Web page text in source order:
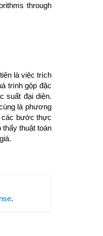
through
là việc trích
trình gộp đặc
suất đại diện.
là phương
các bước thực
thuật toán
.